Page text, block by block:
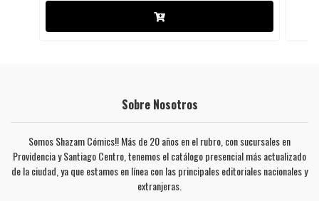
Sobre Nosotros
Somos Shazam Cómics!! Más de 20 años en el rubro, con sucursales en
Providencia y Santiago Centro, tenemos el catálogo presencial más actualizado
de la ciudad, ya que estamos en línea con las principales editoriales nacionales y
extranjeras.